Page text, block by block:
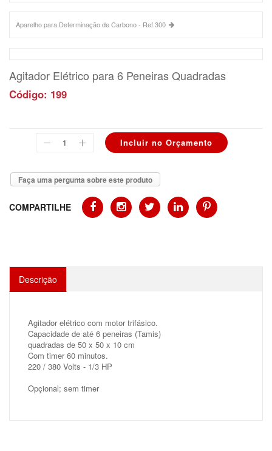
Aparelho para Determinação de Carbono - Ref.300
Agitador Elétrico para 6 Peneiras Quadradas
Código: 199
Faça uma pergunta sobre este produto
COMPARTILHE
Descrição
Agitador elétrico com motor trifásico.
Capacidade de até 6 peneiras (Tamis)
quadradas de 50 x 50 x 10 cm
Com timer 60 minutos.
220 / 380 Volts - 1/3 HP
Opçional; sem timer